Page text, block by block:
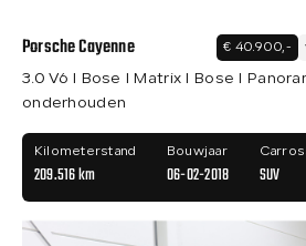
Porsche Cayenne € 40.900,-
3.0 V6 I Bose I Matrix I Bose I
onderhouden
Kilometerstand
209.516 km
Bouwjaar
06-02-2018 SUV